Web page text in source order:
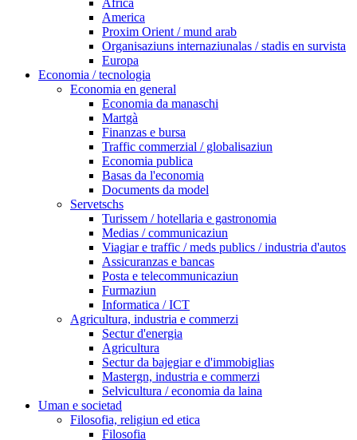
Africa
America
Proxim Orient / mund arab
Organisaziuns internaziunalas / stadis en survista
Europa
Economia / tecnologia
Economia en general
Economia da manaschi
Martgà
Finanzas e bursa
Traffic commerzial / globalisaziun
Economia publica
Basas da l'economia
Documents da model
Servetschs
Turissem / hotellaria e gastronomia
Medias / communicaziun
Viagiar e traffic / meds publics / industria d'autos
Assicuranzas e bancas
Posta e telecommunicaziun
Furmaziun
Informatica / ICT
Agricultura, industria e commerzi
Sectur d'energia
Agricultura
Sectur da bajegiar e d'immobiglias
Mastergn, industria e commerzi
Selvicultura / economia da laina
Uman e societad
Filosofia, religiun ed etica
Filosofia